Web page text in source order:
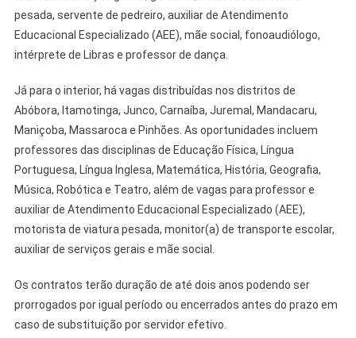
pesada, servente de pedreiro, auxiliar de Atendimento
Educacional Especializado (AEE), mãe social, fonoaudiólogo,
intérprete de Libras e professor de dança.
Já para o interior, há vagas distribuídas nos distritos de
Abóbora, Itamotinga, Junco, Carnaíba, Juremal, Mandacaru,
Maniçoba, Massaroca e Pinhões. As oportunidades incluem
professores das disciplinas de Educação Física, Língua
Portuguesa, Língua Inglesa, Matemática, História, Geografia,
Música, Robótica e Teatro, além de vagas para professor e
auxiliar de Atendimento Educacional Especializado (AEE),
motorista de viatura pesada, monitor(a) de transporte escolar,
auxiliar de serviços gerais e mãe social.
Os contratos terão duração de até dois anos podendo ser
prorrogados por igual período ou encerrados antes do prazo em
caso de substituição por servidor efetivo.